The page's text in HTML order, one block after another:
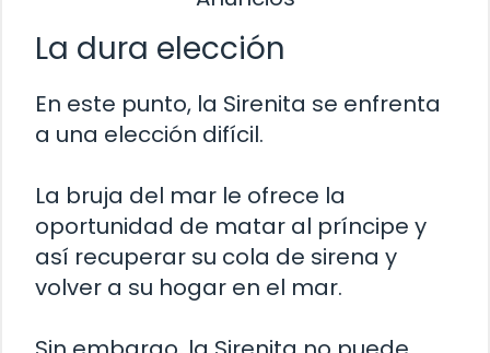
La dura elección
En este punto, la Sirenita se enfrenta
a una elección difícil.
La bruja del mar le ofrece la
oportunidad de matar al príncipe y
así recuperar su cola de sirena y
volver a su hogar en el mar.